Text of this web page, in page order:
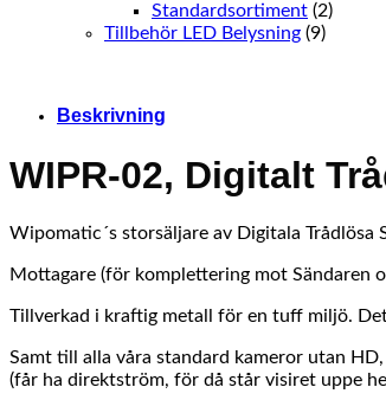
Standardsortiment (2)
Tillbehör LED Belysning (9)
Beskrivning
WIPR-02, Digitalt
Wipomatic´s storsäljare av Digitala Trådlösa
Mottagare (för komplettering mot Sändaren
Tillverkad i kraftig metall för en tuff miljö.
Samt till alla våra standard kameror utan
(får ha direktström, för då står visiret uppe